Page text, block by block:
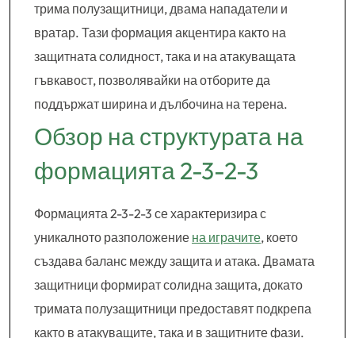
трима полузащитници, двама нападатели и
вратар. Тази формация акцентира както на
защитната солидност, така и на атакуващата
гъвкавост, позволявайки на отборите да
поддържат ширина и дълбочина на терена.
Обзор на структурата на
формацията 2-3-2-3
Формацията 2-3-2-3 се характеризира с
уникалното разположение на играчите, което
създава баланс между защита и атака. Двамата
защитници формират солидна защита, докато
тримата полузащитници предоставят подкрепа
както в атакуващите, така и в защитните фази.